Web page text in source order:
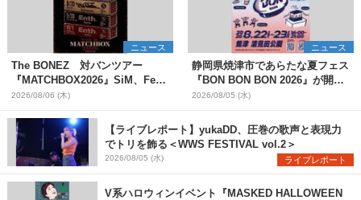
ニュース
The BONEZ 対バンツアー
『MATCHBOX2026』SiM、Fear,
and Loathing in Las Vegasら対
バンアーティストを一斉解禁
2026/08/06 (木)
ニュース
静岡県焼津市であらたな夏フェス
『BON BON BON 2026』が開
催 音楽ライブ×盆踊り×DJ×屋台
グルメ×ランタンナイトで彩る2日
間
2026/08/05 (水)
【ライブレポート】yukaDD、圧巻の歌声と表現力
でトリを飾る＜WWS FESTIVAL vol.2＞
2026/08/05 (水) ライブレポート
V系ハロウィンイベント『MASKED HALLOWEEN